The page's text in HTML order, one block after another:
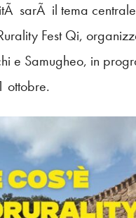
sarÃ il tema
Fest Qi,
e Samugheo, in
ottobre.